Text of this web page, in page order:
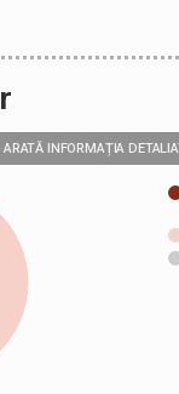
ARATĂ INFORMAȚIA